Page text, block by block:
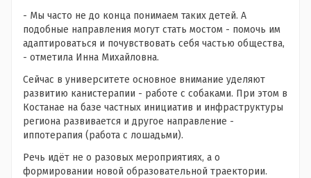
- Мы часто не до конца понимаем таких детей. А
подобные направления могут стать мостом - помочь им
адаптироваться и почувствовать себя частью общества,
- отметила Инна Михайловна.
Сейчас в университете основное внимание уделяют
развитию канистерапии - работе с собаками. При этом в
Костанае на базе частных инициатив и инфраструктуры
региона развивается и другое направление -
иппотерапия (работа с лошадьми).
Речь идёт не о разовых мероприятиях, а о
формировании новой образовательной траектории.